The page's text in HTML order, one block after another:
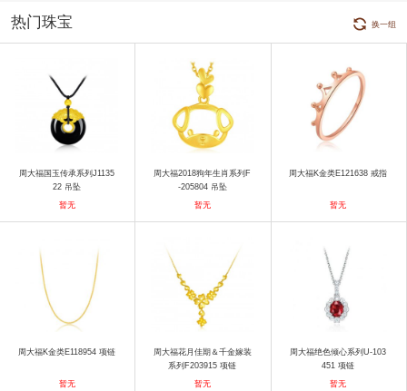
热门珠宝 换一组
周大福国玉传承系列J1135
22 吊坠
暂无
周大福2018狗年生肖系列F
-205804 吊坠
暂无
周大福K金类E121638 戒指
暂无
周大福K金类E118954 项链
暂无
周大福花月佳期＆千金嫁装
系列F203915 项链
暂无
周大福绝色倾心系列U-103
451 项链
暂无